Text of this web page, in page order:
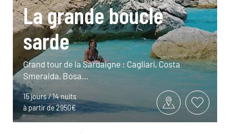
La grande boucle
sarde
Grand tour de la Sardaigne : Cagliari, Costa
Smeralda, Bosa…
15 jours / 14 nuits
à partir de 2950€